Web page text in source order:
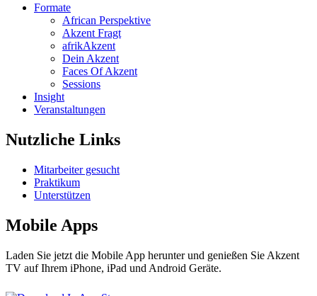
Formate
African Perspektive
Akzent Fragt
afrikAkzent
Dein Akzent
Faces Of Akzent
Sessions
Insight
Veranstaltungen
Nutzliche Links
Mitarbeiter gesucht
Praktikum
Unterstützen
Mobile Apps
Laden Sie jetzt die Mobile App herunter und genießen Sie Akzent
TV auf Ihrem iPhone, iPad und Android Geräte.